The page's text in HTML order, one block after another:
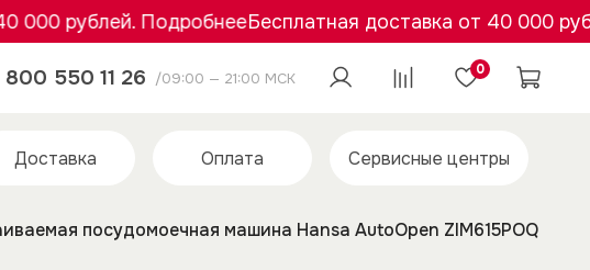
рублей. ПодробнееБесплатная доставка от 40 000
800 550 11 26 /09:00 — 21:00 МСК 0
Доставка Оплата Сервисные центры
посудомоечная машина Hansa AutoOpen ZIM615POQ